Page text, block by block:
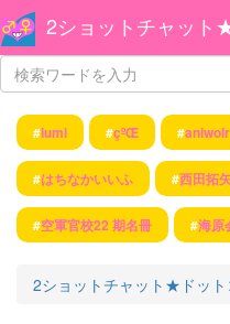
2ショットチャット
#lumi #çºŒ #aniwolr
#はちなかいいふ #西田拓
#空軍官校22 期名冊 #海原
2ショットチャット★ドット